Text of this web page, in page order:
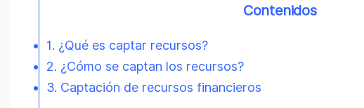
Contenidos
1. ¿Qué es captar recursos?
2. ¿Cómo se captan los recursos?
3. Captación de recursos financieros